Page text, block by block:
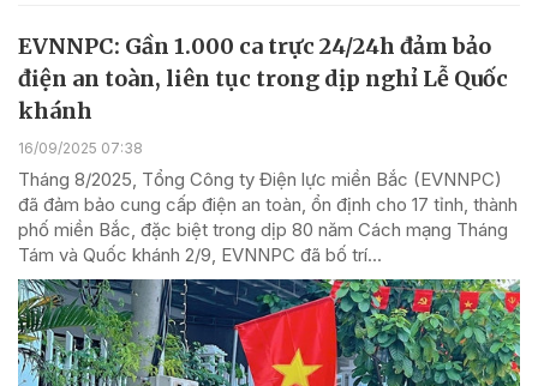
EVNNPC: Gần 1.000 ca trực 24/24h đảm bảo
điện an toàn, liên tục trong dịp nghỉ Lễ Quốc
khánh
16/09/2025 07:38
Tháng 8/2025, Tổng Công ty Điện lực miền Bắc (EVNNPC)
đã đảm bảo cung cấp điện an toàn, ổn định cho 17 tỉnh, thành
phố miền Bắc, đặc biệt trong dịp 80 năm Cách mạng Tháng
Tám và Quốc khánh 2/9, EVNNPC đã bố trí...